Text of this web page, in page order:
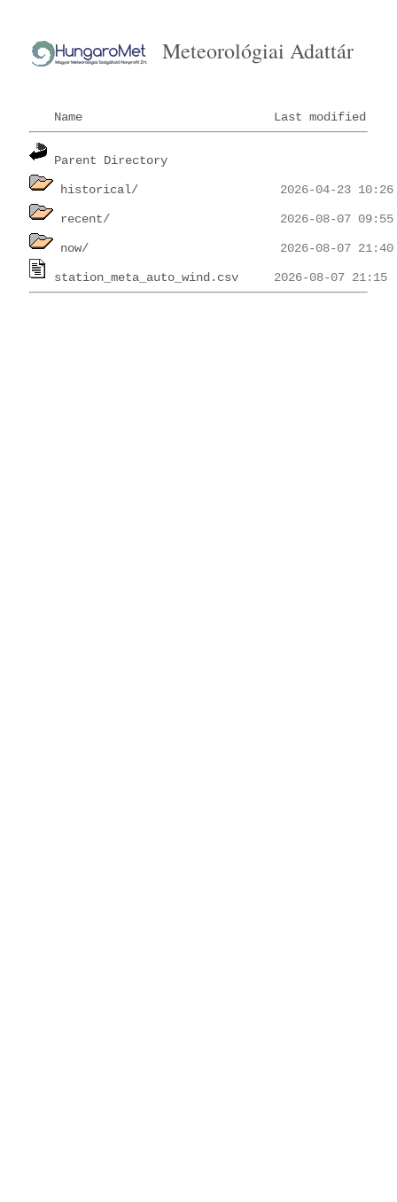
Meteorológiai Adattár
Name Last modified
Parent Directory
historical/
recent/
now/
station_meta_auto_wind.csv